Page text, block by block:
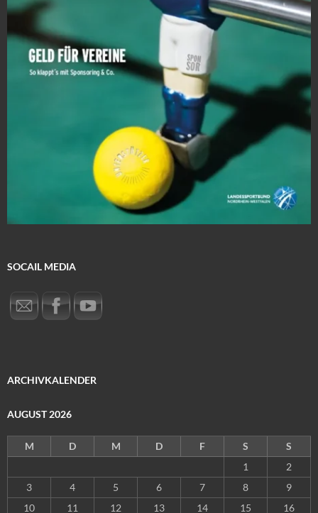
SOCAIL MEDIA
ARCHIVKALENDER
AUGUST 2026
M D M D F S
S
1
2
3
4 5 6 7 8
9
10
11 12 13 14 15 16